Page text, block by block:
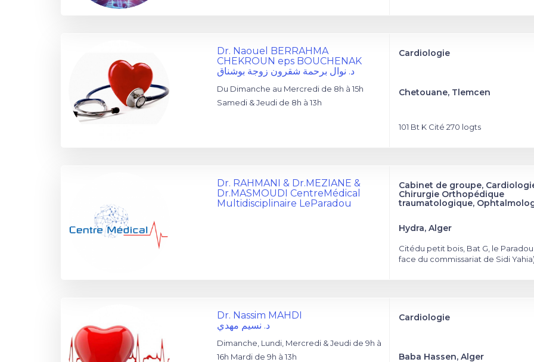
Dr. Naouel BERRAHMA
CHEKROUN eps BOUCHENAK
د. نوال برحمة شقرون زوجة بوشناق
Du Dimanche au Mercredi de 8h à 15h
Samedi & Jeudi de 8h à 13h
Cardiologie
Chetouane, Tlemcen
101 Bt K Cité 270 logts
Dr. RAHMANI & Dr.MEZIANE &
Dr.MASMOUDI CentreMédical
Multidisciplinaire LeParadou
Cabinet de groupe,
Chirurgie Orthopédique
traumatologique,
Hydra, Alger
Citédu petit bois, Bat G, le
face du commissariat de Sidi
Dr. Nassim MAHDI
د. نسيم مهدي
Dimanche, Lundi, Mercredi & Jeudi de 9h à
16h Mardi de 9h à 13h
Cardiologie
Baba Hassen, Alger